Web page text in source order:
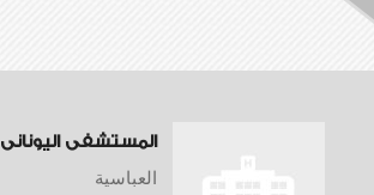
المستشفى اليونانى
العباسية